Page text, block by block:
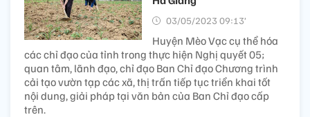
03/05/2023 09:13’
Huyện Mèo Vạc cụ thể hóa
các chỉ đạo của tỉnh trong thực hiện Nghị quyết 05;
quan tâm, lãnh đạo, chỉ đạo Ban Chỉ đạo Chương trình
cải tạo vườn tạp các xã, thị trấn tiếp tục triển khai tốt
nội dung, giải pháp tại văn bản của Ban Chỉ đạo cấp
trên.